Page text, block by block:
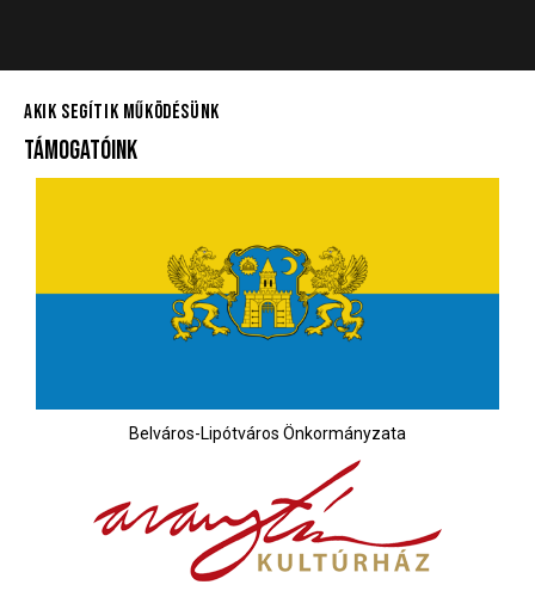
AKIK SEGÍTIK MŰKÖDÉSÜNK
TÁMOGATÓINK
Belváros-Lipótváros Önkormányzata